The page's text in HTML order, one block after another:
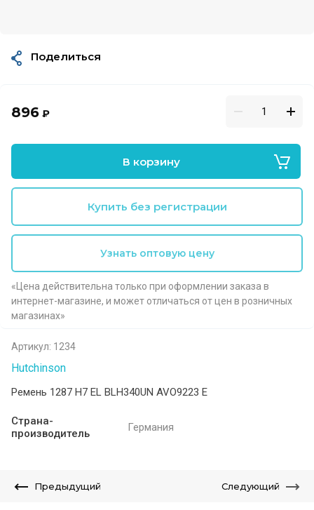
896 ₽
В корзину
Купить без регистрации
Узнать оптовую цену
«Цена действительна только при оформлении заказа в
интернет-магазине, и может отличаться от цен в розничных
магазинах»
Артикул: 1234
Hutchinson
Ремень 1287 H7 EL BLH340UN AVO9223 E
Страна-
производитель
Германия
Поделиться
Предыдущий Следующий